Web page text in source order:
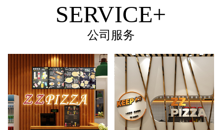
SERVICE+
公司服务